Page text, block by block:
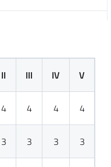
II III IV V
4 4 4 4
3 3 3 3